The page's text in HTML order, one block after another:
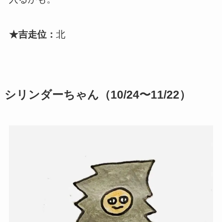
★吉走位： 北
シリンダーちゃん（10/24〜11/22）